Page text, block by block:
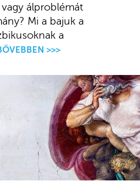
álproblémát
Mi a bajuk a
a
>>>